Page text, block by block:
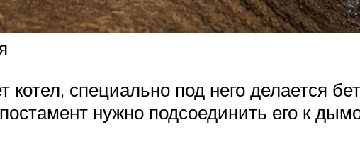
котел, специально под него делается
нужно подсоединить его к